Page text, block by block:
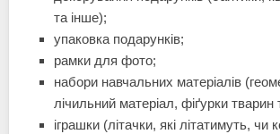
та інше);
упаковка подарунків;
рамки для фото;
набори навчальних матеріалів
лічильний матеріал, фіґурки тварин
іграшки (літачки, які літатимуть, чи